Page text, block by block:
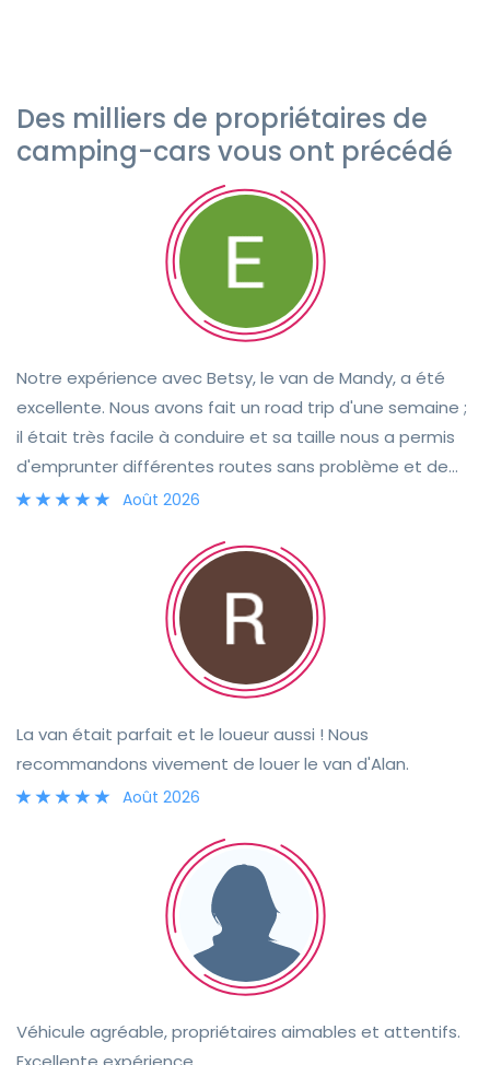
Des milliers de propriétaires de
camping-cars vous ont précédé
Notre expérience avec Betsy, le van de Mandy, a été
excellente. Nous avons fait un road trip d'une semaine ;
il était très facile à conduire et sa taille nous a permis
d'emprunter différentes routes sans problème et de
nous garer très facilement. Les équipements à bord
clés s'est faite sans encombre grâce à la grande
disponibilité de Mandy. Elle est restée joignable tout au
long de la location si nous avions besoin de quoi que ce
soit. Nous recommandons vivement Mandy et Betsy !
Août 2026
La van était parfait et le loueur aussi ! Nous
recommandons vivement de louer le van d'Alan.
Août 2026
Véhicule agréable, propriétaires aimables et attentifs.